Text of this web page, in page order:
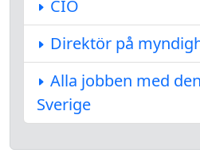
CIO
Direktör på
Alla jobben med
Sverige